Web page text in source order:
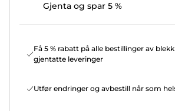
Gjenta og spar 5 %
Få 5 % rabatt på alle bestillinger av
gjentatte leveringer
Utfør endringer og avbestill når som